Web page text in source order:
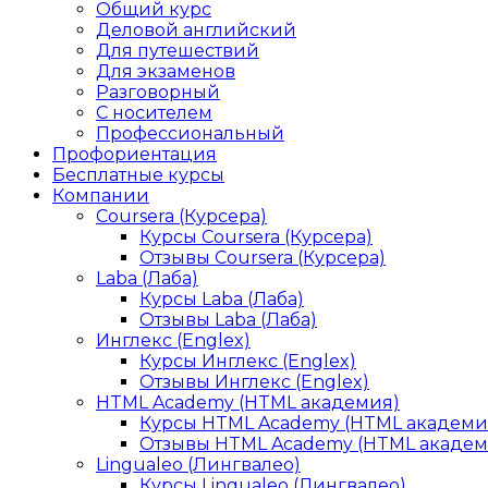
Общий курс
Деловой английский
Для путешествий
Для экзаменов
Разговорный
С носителем
Профессиональный
Профориентация
Бесплатные курсы
Компании
Coursera (Курсера)
Курсы Coursera (Курсера)
Отзывы Coursera (Курсера)
Laba (Лаба)
Курсы Laba (Лаба)
Отзывы Laba (Лаба)
Инглекс (Englex)
Курсы Инглекс (Englex)
Отзывы Инглекс (Englex)
HTML Academy (HTML академия)
Курсы HTML Academy (HTML
Отзывы HTML Academy (HTML
Lingualeo (Лингвалео)